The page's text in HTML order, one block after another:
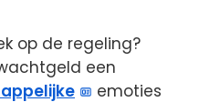
op de regeling?
een
emoties